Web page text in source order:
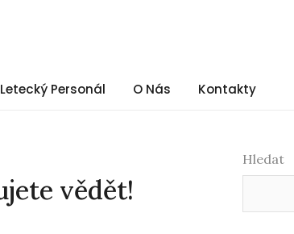
Letecký Personál O Nás Kontakty
vědět!
Hledat